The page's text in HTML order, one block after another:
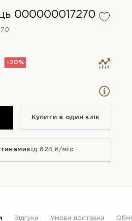
000000017270
-20%
Купити в один клiк
від 624 ₴/міс
Відгуки Умови доставки